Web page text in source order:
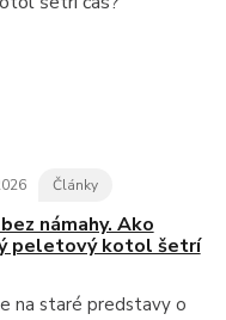
Články
námahy. Ako
peletový kotol šetrí
na staré predstavy o